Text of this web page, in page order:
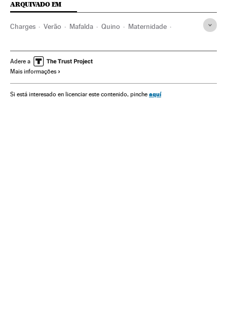
ARQUIVADO EM
Charges Verão Mafalda Quino Maternidade
Infância Imprensa Cultura
Comunicação
Adere a
Mais informações
Si está interesado en licenciar este contenido, pinche aquí